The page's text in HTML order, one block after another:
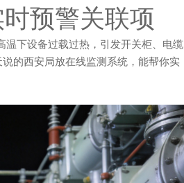
预警关联项
下设备过载过热，引发开关柜、电缆
的西安局放在线监测系统，能帮你实